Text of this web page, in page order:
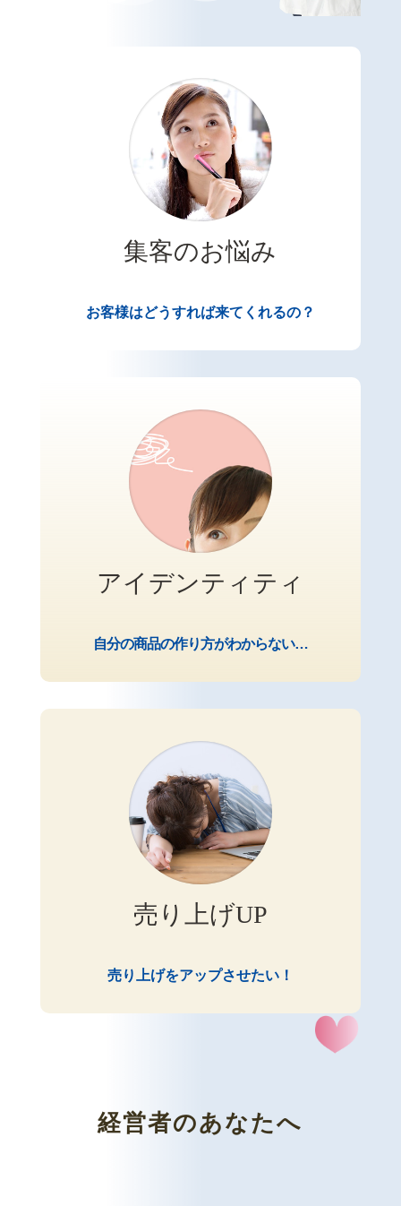
集客のお悩み
お客様はどうすれば来てくれるの？
アイデンティティ
自分の商品の作り方がわからない…
売り上げUP
売り上げをアップさせたい！
経営者のあなたへ